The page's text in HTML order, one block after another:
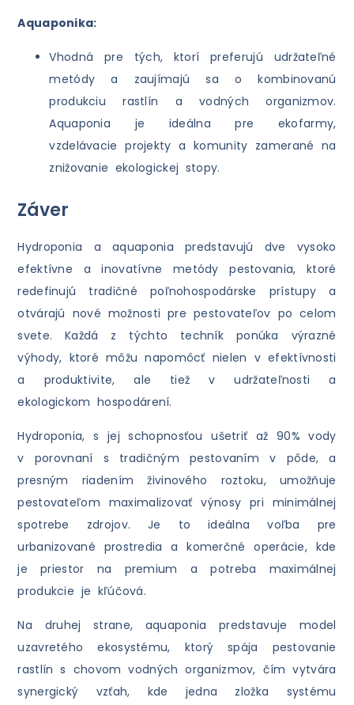
Aquaponika:
Vhodná pre tých, ktorí preferujú udržateľné
metódy a zaujímajú sa o kombinovanú
produkciu rastlín a vodných organizmov.
Aquaponia je ideálna pre ekofarmy,
vzdelávacie projekty a komunity zamerané na
znižovanie ekologickej stopy.
Záver
Hydroponia a aquaponia predstavujú dve vysoko
efektívne a inovatívne metódy pestovania, ktoré
redefinujú tradičné poľnohospodárske prístupy a
otvárajú nové možnosti pre pestovateľov po celom
svete. Každá z týchto techník ponúka výrazné
výhody, ktoré môžu napomôcť nielen v efektívnosti
a produktivite, ale tiež v udržateľnosti a
ekologickom hospodárení.
Hydroponia, s jej schopnosťou ušetriť až 90% vody
v porovnaní s tradičným pestovaním v pôde, a
presným riadením živinového roztoku, umožňuje
pestovateľom maximalizovať výnosy pri minimálnej
spotrebe zdrojov. Je to ideálna voľba pre
urbanizované prostredia a komerčné operácie, kde
je priestor na premium a potreba maximálnej
produkcie je kľúčová.
Na druhej strane, aquaponia predstavuje model
uzavretého ekosystému, ktorý spája pestovanie
rastlín s chovom vodných organizmov, čím vytvára
synergický vzťah, kde jedna zložka systému